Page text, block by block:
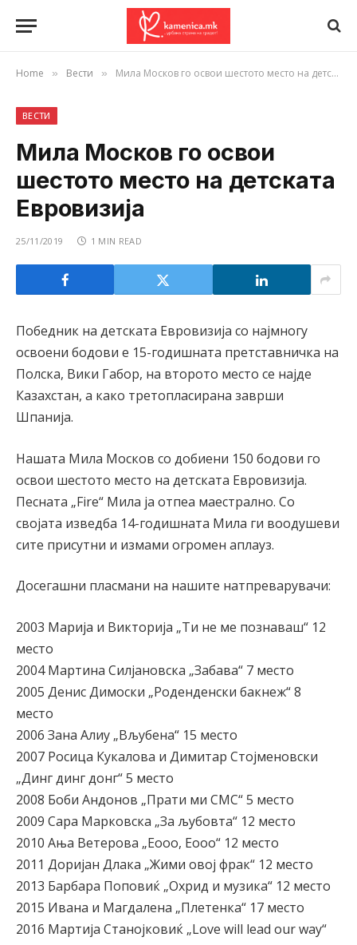
Home » Вести » Мила Москов го освои шестото место на детската Евровизија
ВЕСТИ
Мила Москов го освои
шестото место на детската
Евровизија
25/11/2019 1 MIN READ
Победник на детската Евровизија со најмногу
освоени бодови е 15-годишната претставничка на
Полска, Вики Габор, на второто место се најде
Казахстан, а како третопласирана заврши
Шпанија.
Нашата Мила Москов со добиени 150 бодови го
освои шестото место на детската Евровизија.
Песната „Fire“ Мила ја отпеа маестрално. Со
својата изведба 14-годишната Мила ги воодушеви
сите присутни и измами огромен аплауз.
Досегашни пласмани на нашите натпреварувачи:
2003 Марија и Викторија „Ти не ме познаваш“ 12
место
2004 Мартина Силјановска „Забава“ 7 место
2005 Денис Димоски „Роденденски бакнеж“ 8
место
2006 Зана Алиу „Вљубена“ 15 место
2007 Росица Кукалова и Димитар Стојменовски
„Динг динг донг“ 5 место
2008 Боби Андонов „Прати ми СМС“ 5 место
2009 Сара Марковска „За љубовта“ 12 место
2010 Ања Ветерова „Eooo, Eooo“ 12 место
2011 Доријан Длака „Жими овој фрак“ 12 место
2013 Барбара Поповиќ „Охрид и музика“ 12 место
2015 Ивана и Магдалена „Плетенка“ 17 место
2016 Мартија Станојковиќ „Love will lead our way“